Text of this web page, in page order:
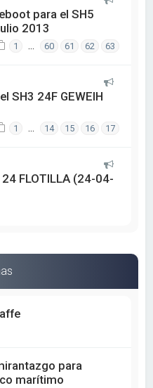
para el SH5
2013
1 … 60 61 62 63
SH3 24F GEWEIH
1 … 14 15 16 17
24 FLOTILLA (24-04-
para
marítimo